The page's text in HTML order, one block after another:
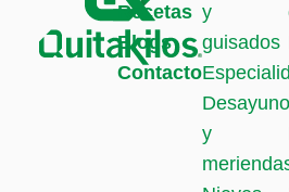
Recetas
Blogs
Contacto
y
guisados
y